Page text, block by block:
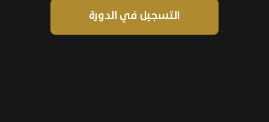
التسجيل في الدورة